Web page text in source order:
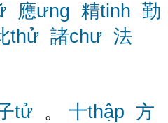
應ưng 精tinh 勤
thử 諸chư 法
tử 。 十thập 方